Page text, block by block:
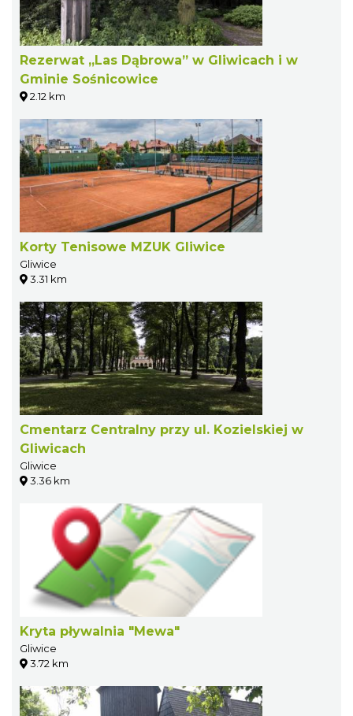
Rezerwat „Las Dąbrowa” w Gliwicach i w
Gminie Sośnicowice
2.12 km
Korty Tenisowe MZUK Gliwice
Gliwice
3.31 km
Cmentarz Centralny przy ul. Kozielskiej w
Gliwicach
Gliwice
3.36 km
Kryta pływalnia "Mewa"
Gliwice
3.72 km